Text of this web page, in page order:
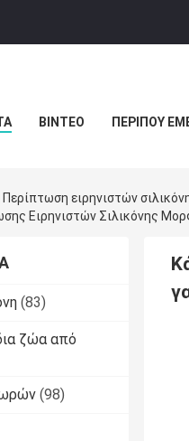
ΒΊΝΤΕΟ ΠΕΡΊΠΟΥ
Περίπτωση ειρηνιστών
Ειρηνιστών Σιλικόνης
(83)
ζώα από
(98)